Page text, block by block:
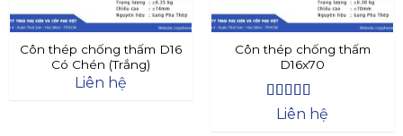
Côn thép chống thấm D16
Có Chén (Trắng)
Liên hệ
Côn thép chống thấm
D16x70
Được xếp
5
Liên hệ